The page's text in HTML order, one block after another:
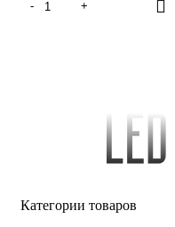
Категории товаров